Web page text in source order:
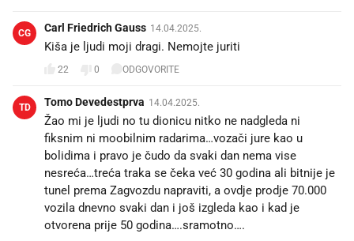
CG Carl Friedrich Gauss 14.04.2025.
Kiša je ljudi moji dragi. Nemojte juriti
22 0 ODGOVORITE
TD Tomo Devedestprva 14.04.2025.
Žao mi je ljudi no tu dionicu nitko ne nadgleda ni
fiksnim ni moobilnim radarima…vozači jure kao u
bolidima i pravo je čudo da svaki dan nema vise
nesreća…treća traka se čeka već 30 godina ali bitnije je
tunel prema Zagvozdu napraviti, a ovdje prodje 70.000
vozila dnevno svaki dan i još izgleda kao i kad je
otvorena prije 50 godina….sramotno….